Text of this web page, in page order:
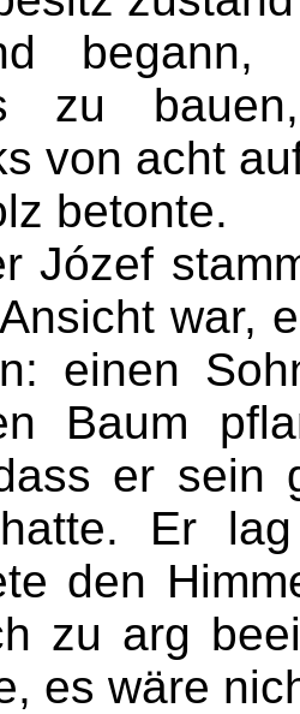
begann,
zu
von acht
betonte.
Józef
war,
einen
Baum
er sein
Er
den
zu arg
es wäre